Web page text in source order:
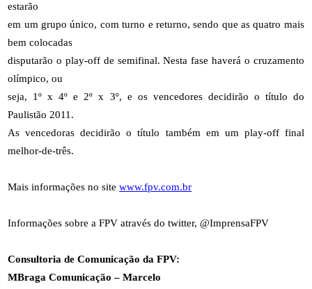
estarão
em um grupo único, com turno e returno, sendo que as quatro mais
bem colocadas
disputarão o play-off de semifinal. Nesta fase haverá o cruzamento
olímpico, ou
seja, 1º x 4º e 2º x 3º, e os vencedores decidirão o título do
Paulistão 2011.
As vencedoras decidirão o título também em um play-off final
melhor-de-três.
Mais informações no sitewww.fpv.com.br
Informações sobre a FPV através do twitter, @ImprensaFPV
Consultoria de Comunicação da FPV:
MBraga Comunicação – Marcelo